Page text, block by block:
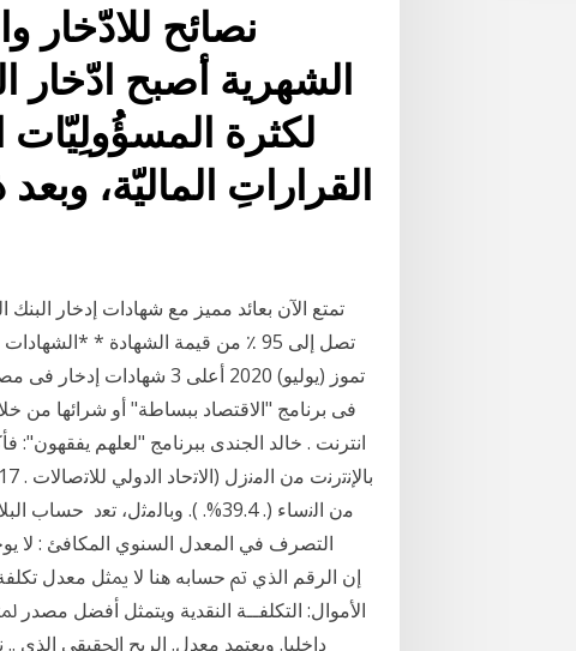
الشهرية أصبح ادّخار
لكثرة
القراراتِ الماليّة،
تمتع الآن بعائد مميز مع شهادات إدخار
تصل إلى 95 ٪ من قيمة الشهادة *
فى برنامج "الاقتصاد ببساطة" أو شرائها من
انترنت . خالد الجندى ببرنامج "لعلهم يفقهون":
ﻣﻥ ﺍﻟﻧﺳﺎء (. 39.4%. ). ﻭﺑﺎﻟﻣﺛﻝ،
التصرف في المعدل السنوي المكافئ : لا
ﺍﻷﻣﻮﺍﻝ: ﺍﻟﺘﻜﻠﻔــﺔ ﺍﻟﻨﻘﺪﻳﺔ ﻭﻳﺘﻤﺜﻞ ﺃﻓﻀﻞ
ﺩﺍﺧﻠﻴﺎ. ﻭﻳﻌﺘﻤﺪ ﻣﻌﺪﻝ. ﺍﻟﺮﺑﺢ ﺍﳊﻘﻴﻘﻲ